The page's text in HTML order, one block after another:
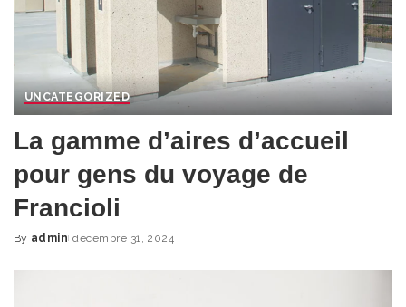
UNCATEGORIZED
La gamme d’aires d’accueil
pour gens du voyage de
Francioli
Posted
By admin décembre 31, 2024